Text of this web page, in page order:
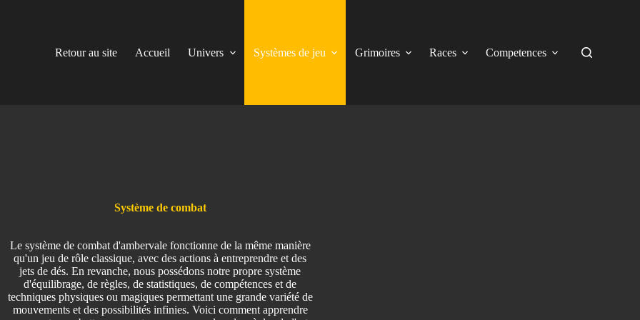
Retour au site Accueil Univers Systèmes de jeu Grimoires Races Competences
Système de combat
Le système de combat d'ambervale fonctionne de la même manière
qu'un jeu de rôle classique, avec des actions à entreprendre et des
jets de dés. En revanche, nous possédons notre propre système
d'équilibrage, de règles, de statistiques, de compétences et de
techniques physiques ou magiques permettant une grande variété de
mouvements et des possibilités infinies. Voici comment apprendre